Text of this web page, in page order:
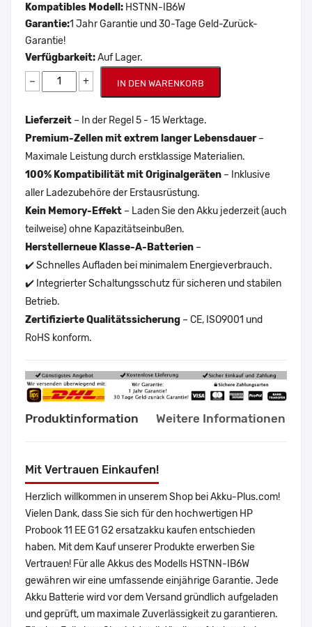
Kompatibles Modell: HSTNN-IB6W
Garantie:1 Jahr Garantie und 30-Tage Geld-Zurück-
Garantie!
Verfügbarkeit:Auf Lager.
− + IN DEN WARENKORB
Lieferzeit – In der Regel 5 - 15 Werktage.
Premium-Zellen mit extrem langer Lebensdauer–
Maximale Leistung durch erstklassige Materialien.
100% Kompatibilität mit Originalgeräten – Inklusive
aller Ladezubehöre der Erstausrüstung.
Kein Memory-Effekt – Laden Sie den Akku jederzeit (auch
teilweise) ohne Kapazitätseinbußen.
Herstellerneue Klasse-A-Batterien –
✔️ Schnelles Aufladen bei minimalem Energieverbrauch.
✔️ Integrierter Schaltungsschutz für sicheren und stabilen
Betrieb.
Zertifizierte Qualitätssicherung – CE, ISO9001 und
RoHS konform.
Produktinformation Weitere Informationen
Mit Vertrauen Einkaufen!
Herzlich willkommen in unserem Shop bei Akku-Plus.com!
Vielen Dank, dass Sie sich für den hochwertigen HP
Probook 11 EE G1 G2 ersatzakku kaufen entschieden
haben. Mit dem Kauf unserer Produkte erwerben Sie
Vertrauen! Für alle Akkus des Modells HSTNN-IB6W
gewähren wir eine umfassende einjährige Garantie. Jede
Akku Batterie wird vor dem Versand gründlich aufgeladen
und geprüft, um maximale Zuverlässigkeit zu garantieren.